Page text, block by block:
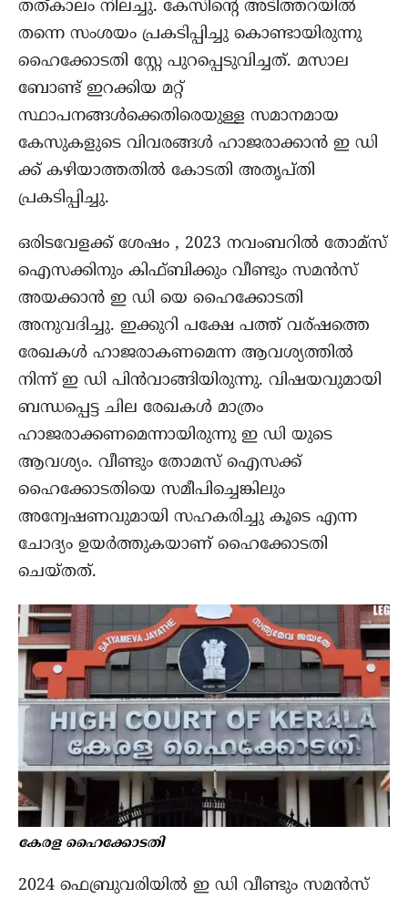
തത്കാലം നിലച്ചു. കേസിന്റെ അടിത്തറയിൽ
തന്നെ സംശയം പ്രകടിപ്പിച്ചു കൊണ്ടായിരുന്നു
ഹൈക്കോടതി സ്റ്റേ പുറപ്പെടുവിച്ചത്. മസാല
ബോണ്ട് ഇറക്കിയ മറ്റ്
സ്ഥാപനങ്ങൾക്കെതിരെയുള്ള സമാനമായ
കേസുകളുടെ വിവരങ്ങൾ ഹാജരാക്കാൻ ഇ ഡി
ക്ക് കഴിയാത്തതിൽ കോടതി അതൃപ്തി
പ്രകടിപ്പിച്ചു.
ഒരിടവേളക്ക് ശേഷം , 2023 നവംബറിൽ തോമ്സ്
ഐസക്കിനും കിഫ്ബിക്കും വീണ്ടും സമൻസ്
അയക്കാൻ ഇ ഡി യെ ഹൈക്കോടതി
അനുവദിച്ചു. ഇക്കുറി പക്ഷേ പത്ത് വര്ഷത്തെ
രേഖകൾ ഹാജരാകണമെന്ന ആവശ്യത്തിൽ
നിന്ന് ഇ ഡി പിൻവാങ്ങിയിരുന്നു. വിഷയവുമായി
ബന്ധപ്പെട്ട ചില രേഖകൾ മാത്രം
ഹാജരാക്കണമെന്നായിരുന്നു ഇ ഡി യുടെ
ആവശ്യം. വീണ്ടും തോമസ് ഐസക്ക്
ഹൈക്കോടതിയെ സമീപിച്ചെങ്കിലും
അന്വേഷണവുമായി സഹകരിച്ചു കൂടെ എന്ന
ചോദ്യം ഉയർത്തുകയാണ് ഹൈക്കോടതി
ചെയ്തത്.
കേരള ഹൈക്കോടതി
2024 ഫെബ്രുവരിയിൽ ഇ ഡി വീണ്ടും സമൻസ്